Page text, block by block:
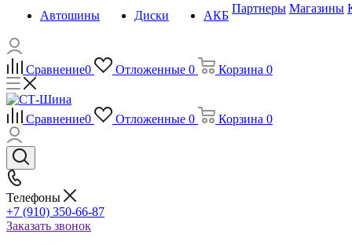
Автошины
Диски
АКБ
Партнеры Магазины
Сравнение0 Отложенные 0 Корзина 0
Сравнение0 Отложенные 0 Корзина 0
Телефоны
+7 (910) 350-66-87
Заказать звонок